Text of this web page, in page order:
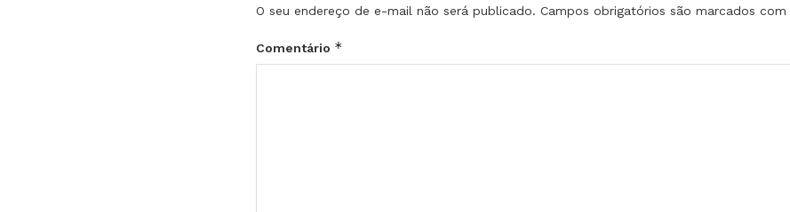
O seu endereço de e-mail não será publicado. Campos obrigatórios são marcados com
Comentário *